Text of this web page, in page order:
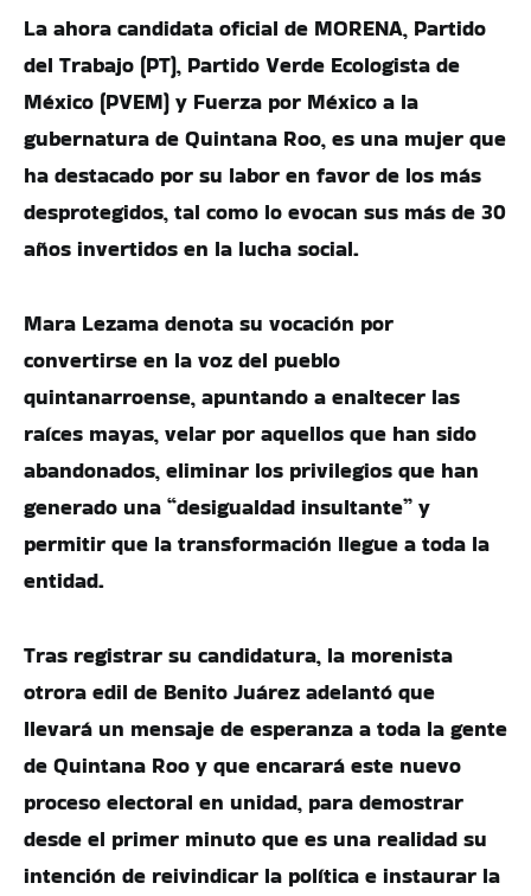
La ahora candidata oficial de MORENA, Partido
del Trabajo (PT), Partido Verde Ecologista de
México (PVEM) y Fuerza por México a la
gubernatura de Quintana Roo, es una mujer que
ha destacado por su labor en favor de los más
desprotegidos, tal como lo evocan sus más de 30
años invertidos en la lucha social.
Mara Lezama denota su vocación por
convertirse en la voz del pueblo
quintanarroense, apuntando a enaltecer las
raíces mayas, velar por aquellos que han sido
abandonados, eliminar los privilegios que han
generado una “desigualdad insultante” y
permitir que la transformación llegue a toda la
entidad.
Tras registrar su candidatura, la morenista
otrora edil de Benito Juárez adelantó que
llevará un mensaje de esperanza a toda la gente
de Quintana Roo y que encarará este nuevo
proceso electoral en unidad, para demostrar
desde el primer minuto que es una realidad su
intención de reivindicar la política e instaurar la